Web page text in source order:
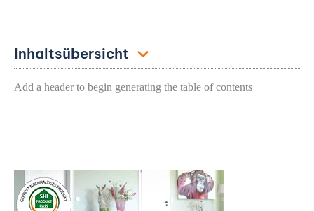
Inhaltsübersicht
Add a header to begin generating the table of contents